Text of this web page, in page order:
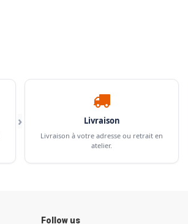
› Livraison
Livraison à votre adresse ou retrait en
atelier.
Follow us